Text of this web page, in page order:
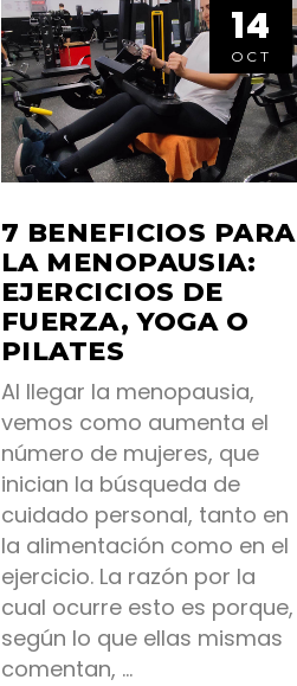
14
OCT
7 BENEFICIOS PARA
LA MENOPAUSIA:
EJERCICIOS DE
FUERZA, YOGA O
PILATES
Al llegar la menopausia,
vemos como aumenta el
número de mujeres, que
inician la búsqueda de
cuidado personal, tanto en
la alimentación como en el
ejercicio. La razón por la
cual ocurre esto es porque,
según lo que ellas mismas
comentan,